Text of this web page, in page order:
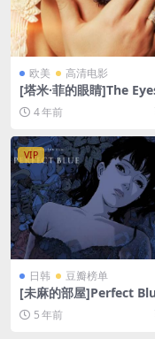
欧美 高清电影
[塔米·菲的眼睛]The
ammy Faye (2021)[百
+迅雷云盘资源1080P超
删减][MP4/8.2GB][中
4 年前
VIP
日韩 豆瓣榜单
[未麻的部屋]Perfect
97)[百度网盘+迅雷云盘
080P超清未删减][MP4/
5 年前